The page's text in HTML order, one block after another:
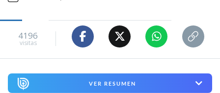
4196
visitas
VER RESUMEN